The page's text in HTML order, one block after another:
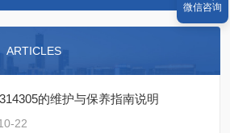
ARTICLES
的维护与保养指南说明
22
微信咨询